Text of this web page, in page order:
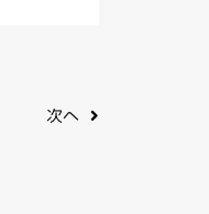
次へ